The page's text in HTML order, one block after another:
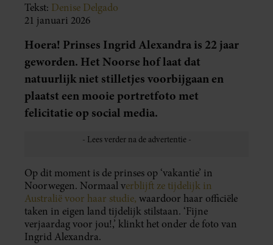
Tekst: Denise Delgado
21 januari 2026
Hoera! Prinses Ingrid Alexandra is 22 jaar
geworden. Het Noorse hof laat dat
natuurlijk niet stilletjes voorbijgaan en
plaatst een mooie portretfoto met
felicitatie op social media.
Op dit moment is de prinses op ‘vakantie’ in
Noorwegen. Normaal verblijft ze tijdelijk in
Australië voor haar studie, waardoor haar officiële
taken in eigen land tijdelijk stilstaan. ‘Fijne
verjaardag voor jou!,’ klinkt het onder de foto van
Ingrid Alexandra.